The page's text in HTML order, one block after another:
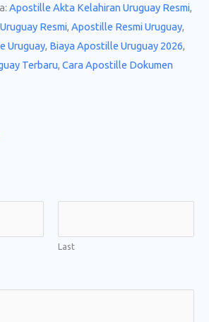
Apostille Akta Kelahiran Uruguay Resmi,
Resmi, Apostille Resmi Uruguay,
Uruguay, Biaya Apostille Uruguay 2026,
Terbaru, Cara Apostille Dokumen
Last